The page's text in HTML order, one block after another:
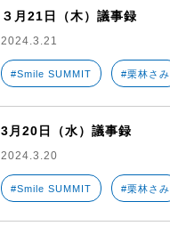
３月21日（木）議事録
2024.3.21
#Smile SUMMIT #栗林さみ
3月20日（水）議事録
2024.3.20
#Smile SUMMIT #栗林さみ